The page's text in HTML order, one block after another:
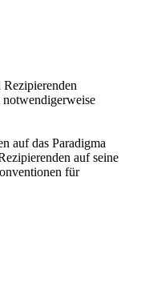
notwendigerweise
auf das Paradigma
auf seine
für